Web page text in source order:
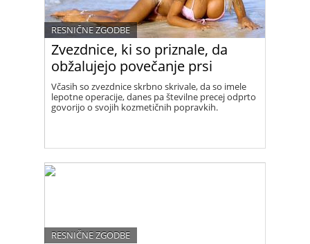
Zvezdnice, ki so priznale, da
obžalujejo povečanje prsi
RESNIČNE ZGODBE
Včasih so zvezdnice skrbno skrivale, da so imele
lepotne operacije, danes pa številne precej odprto
govorijo o svojih kozmetičnih popravkih.
RESNIČNE ZGODBE